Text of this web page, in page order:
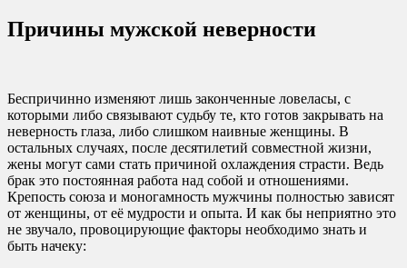
Причины мужской неверности
Беспричинно изменяют лишь законченные ловеласы, с
которыми либо связывают судьбу те, кто готов закрывать на
неверность глаза, либо слишком наивные женщины. В
остальных случаях, после десятилетий совместной жизни,
жены могут сами стать причиной охлаждения страсти. Ведь
брак это постоянная работа над собой и отношениями.
Крепость союза и моногамность мужчины полностью зависят
от женщины, от её мудрости и опыта. И как бы неприятно это
не звучало, провоцирующие факторы необходимо знать и
быть начеку: